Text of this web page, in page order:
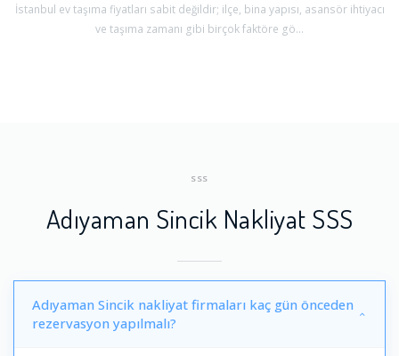
İstanbul ev taşıma fiyatları sabit değildir; ilçe, bina yapısı, asansör ihtiyacı
ve taşıma zamanı gibi birçok faktöre gö...
SSS
Adıyaman Sincik Nakliyat SSS
Adıyaman Sincik nakliyat firmaları kaç gün önceden
rezervasyon yapılmalı?